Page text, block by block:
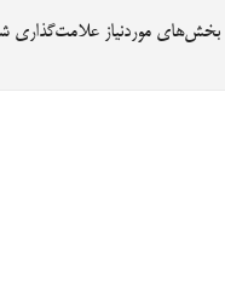
بخش‌های موردنیاز علامت‌گذاری